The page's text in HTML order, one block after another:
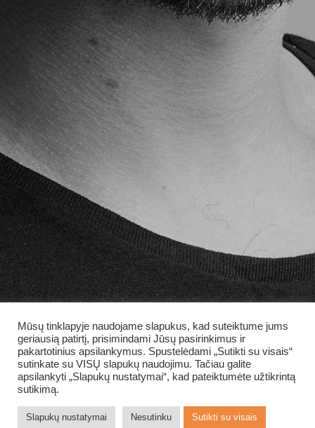
Mūsų tinklapyje naudojame slapukus, kad suteiktume jums
geriausią patirtį, prisimindami Jūsų pasirinkimus ir
pakartotinius apsilankymus. Spustelėdami „Sutikti su visais“
sutinkate su VISŲ slapukų naudojimu. Tačiau galite
apsilankyti „Slapukų nustatymai“, kad pateiktumėte užtikrintą
sutikimą.
Slapukų nustatymai Nesutinku Sutikti su visais